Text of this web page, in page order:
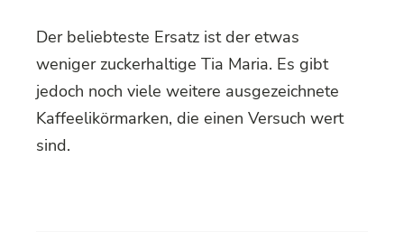
Der beliebteste Ersatz ist der etwas
weniger zuckerhaltige Tia Maria. Es gibt
jedoch noch viele weitere ausgezeichnete
Kaffeelikörmarken, die einen Versuch wert
sind.